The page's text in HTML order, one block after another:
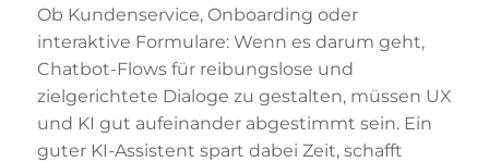
Ob Kundenservice, Onboarding oder
interaktive Formulare: Wenn es darum geht,
Chatbot-Flows für reibungslose und
zielgerichtete Dialoge zu gestalten, müssen UX
und KI gut aufeinander abgestimmt sein. Ein
guter KI-Assistent spart dabei Zeit, schafft